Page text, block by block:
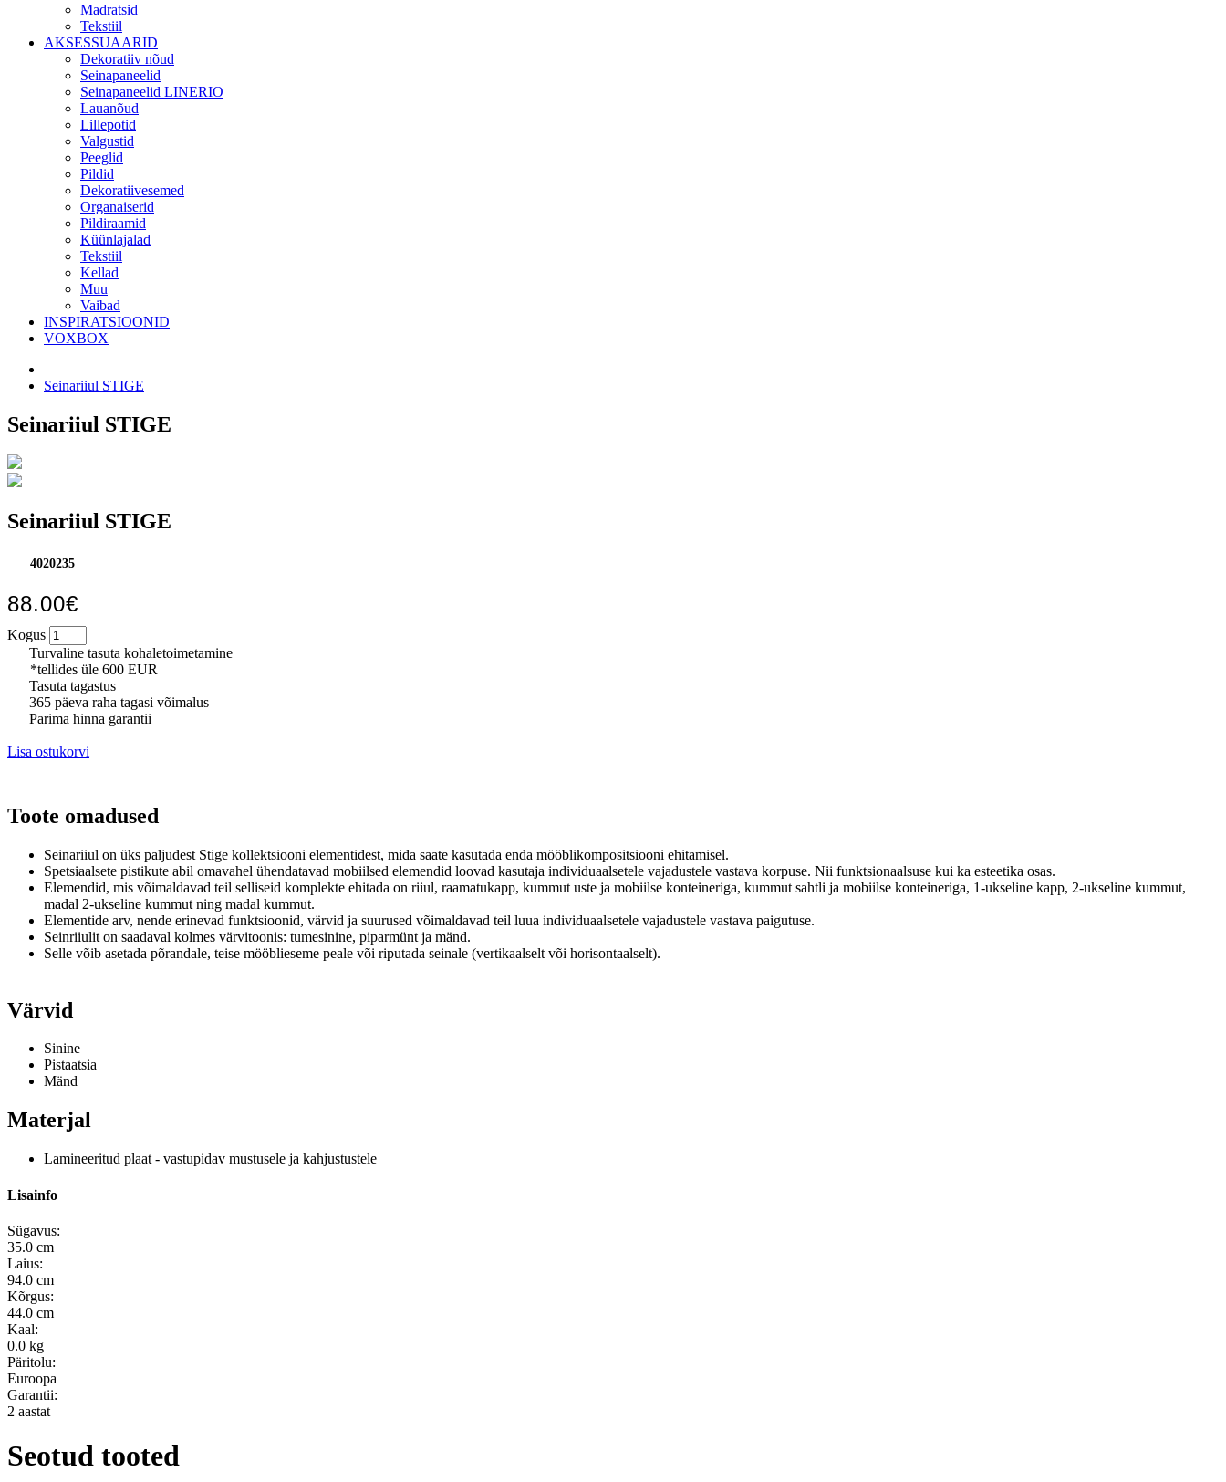
Madratsid
Tekstiil
AKSESSUAARID
Dekoratiiv nõud
Seinapaneelid
Seinapaneelid LINERIO
Lauanõud
Lillepotid
Valgustid
Peeglid
Pildid
Dekoratiivesemed
Organaiserid
Pildiraamid
Küünlajalad
Tekstiil
Kellad
Muu
Vaibad
INSPIRATSIOONID
VOXBOX
Seinariiul STIGE
Seinariiul STIGE
Seinariiul STIGE
4020235
88.00€
Kogus
Turvaline tasuta kohaletoimetamine
*tellides üle 600 EUR
Tasuta tagastus
365 päeva raha tagasi võimalus
Parima hinna garantii
Lisa ostukorvi
Toote omadused
Seinariiul on üks paljudest Stige kollektsiooni elementidest, mida saate kasutada enda mööblikompositsiooni ehitamisel.
Spetsiaalsete pistikute abil omavahel ühendatavad mobiilsed elemendid loovad kasutaja individuaalsetele vajadustele vastava korpuse. Nii funktsionaalsuse kui ka esteetika osas.
Elemendid, mis võimaldavad teil selliseid komplekte ehitada on riiul, raamatukapp, kummut uste ja mobiilse konteineriga, kummut sahtli ja mobiilse konteineriga, 1-ukseline kapp, 2-ukseline kummut,
madal 2-ukseline kummut ning madal kummut.
Elementide arv, nende erinevad funktsioonid, värvid ja suurused võimaldavad teil luua individuaalsetele vajadustele vastava paigutuse.
Seinriiulit on saadaval kolmes värvitoonis: tumesinine, piparmünt ja mänd.
Selle võib asetada põrandale, teise mööblieseme peale või riputada seinale (vertikaalselt või horisontaalselt).
Värvid
Sinine
Pistaatsia
Mänd
Materjal
Lamineeritud plaat - vastupidav mustusele ja kahjustustele
Lisainfo
Sügavus:
35.0 cm
Laius:
94.0 cm
Kõrgus:
44.0 cm
Kaal:
0.0 kg
Päritolu:
Euroopa
Garantii:
2 aastat
Seotud tooted